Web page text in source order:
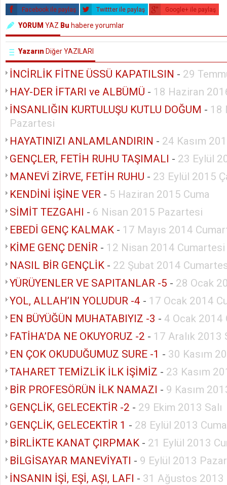
Facebook ile paylaş Twittter ile paylaş Google+ ile paylaş
YORUM YAZ Bu habere yorumlar
Yazarın Diğer YAZILARI
İNCİRLİK FİTNE ÜSSÜ KAPATILSIN - 29
HAY-DER İFTARI ve ALBÜMÜ - 18 Haziran
İNSANLIĞIN KURTULUŞU KUTLU DOĞUM - 18
Pazartesi
HAYATINIZI ANLAMLANDIRIN - 24 Kasım
GENÇLER, FETİH RUHU TAŞIMALI - 23 Eylül
MANEVİ ZİRVE, FETİH RUHU - 23 Eylül 2015
KENDİNİ İŞİNE VER - 5 Haziran 2015 Cuma
SİMİT TEZGAHI - 6 Nisan 2015 Pazartesi
EBEDİ GENÇ KALMAK - 17 Mayıs 2014
KİME GENÇ DENİR - 12 Nisan 2014 Cumartesi
NASIL BİR GENÇLİK - 22 Şubat 2014
YÜRÜYENLER VE SAPITANLAR -5 - 28 Ocak
YOL, ALLAH’IN YOLUDUR -4 - 17 Ocak 2014
EN BÜYÜĞÜN MUHATABIYIZ -3 - 4 Ocak 2014
FATİHA’DA NE OKUYORUZ -2 - 17 Aralık 2013
EN ÇOK OKUDUĞUMUZ SURE -1 - 30 Kasım
TAHARET TEMİZLİK İLK İŞİMİZ - 23 Kasım
BİR PROFESÖRÜN İLK NAMAZI - 9 Kasım
GENÇLİK, GELECEKTİR -2 - 29 Ekim 2013 Salı
GENÇLİK, GELECEKTİR 1 - 28 Eylül 2013
BİRLİKTE KANAT ÇIRPMAK - 21 Eylül 2013
BİLGİSAYAR MANEVİYATI - 9 Eylül 2013
İNSANIN İŞİ, EŞİ, AŞI, LAFI - 31 Ağustos 2013